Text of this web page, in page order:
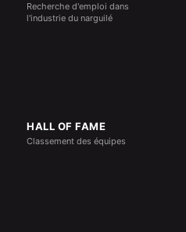
Recherche d'emploi dans
l'industrie du narguilé
HALL OF FAME
Classement des équipes